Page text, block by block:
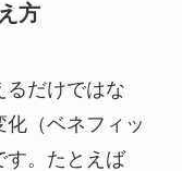
方
るだけではな
化（ベネフィッ
す。たとえば